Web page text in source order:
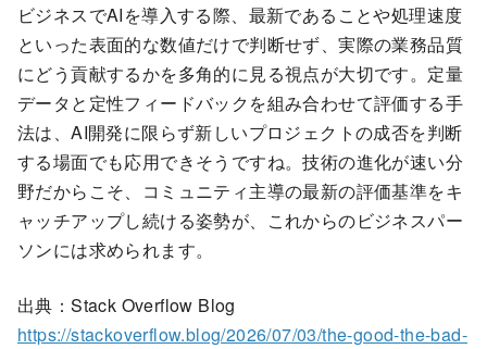
ビジネスでAIを導入する際、最新であることや処理速度
といった表面的な数値だけで判断せず、実際の業務品質
にどう貢献するかを多角的に見る視点が大切です。定量
データと定性フィードバックを組み合わせて評価する手
法は、AI開発に限らず新しいプロジェクトの成否を判断
する場面でも応用できそうですね。技術の進化が速い分
野だからこそ、コミュニティ主導の最新の評価基準をキ
ャッチアップし続ける姿勢が、これからのビジネスパー
ソンには求められます。
出典：Stack Overflow Blog
https://stackoverflow.blog/2026/07/03/the-good-the-bad-